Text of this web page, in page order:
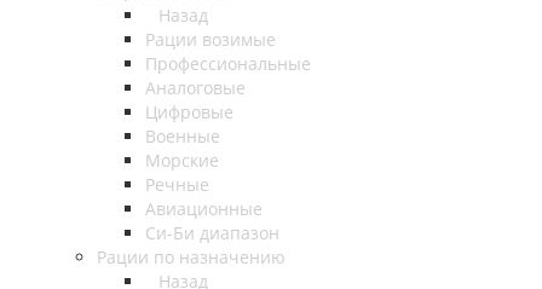
Назад
Рации возимые
Профессиональные
Аналоговые
Цифровые
Военные
Морские
Речные
Авиационные
Си-Би диапазон
Рации по назначению
Назад